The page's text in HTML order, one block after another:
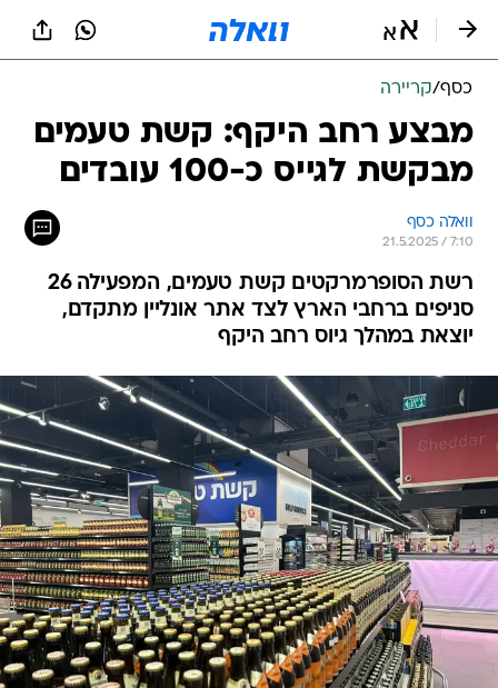
כסף/קריירה
מבצע רחב היקף: קשת טעמים
מבקשת לגייס כ-100 עובדים
וואלה כסף
21.5.2025 / 7:10
רשת הסופרמרקטים קשת טעמים, המפעילה 26
סניפים ברחבי הארץ לצד אתר אונליין מתקדם,
יוצאת במהלך גיוס רחב היקף